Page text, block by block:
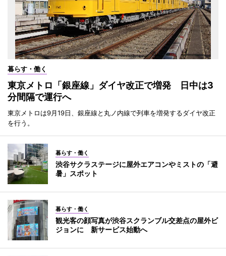
暮らす・働く
東京メトロ「銀座線」ダイヤ改正で増発 日中は3
分間隔で運行へ
東京メトロは9月19日、銀座線と丸ノ内線で列車を増発するダイヤ改正
を行う。
暮らす・働く
渋谷サクラステージに屋外エアコンやミストの「避
暑」スポット
暮らす・働く
観光客の顔写真が渋谷スクランブル交差点の屋外ビ
ジョンに 新サービス始動へ